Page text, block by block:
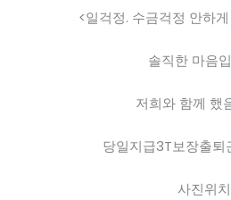
<일걱정. 수금걱정 안하
솔직한 마음
저희와 함께 했
당일지급3T보장출퇴
사진위치